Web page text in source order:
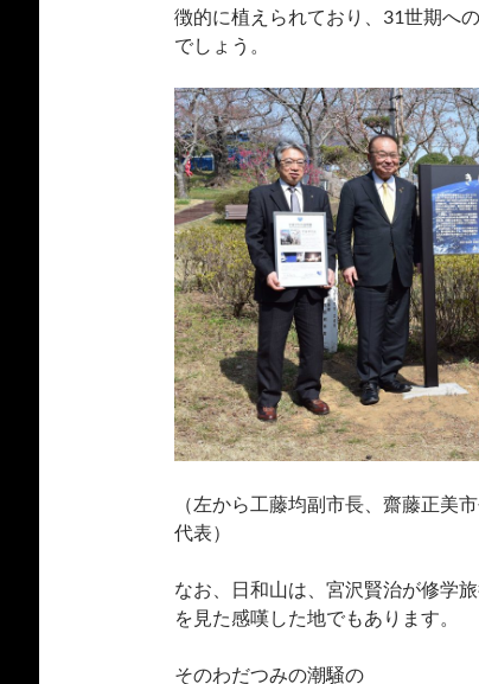
徴的に植えられており、31世期へ
でしょう。
（左から工藤均副市長、齋藤正美
代表）
なお、日和山は、宮沢賢治が修学
を見た感嘆した地でもあります。
そのわだつみの潮騒の